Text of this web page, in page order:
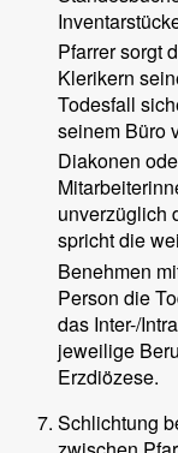
Pfarrer sorgt
Klerikern
Todesfall
seinem Büro
Diakonen
unverzüglich
spricht die
Benehmen
Person die
das Inter-/
jeweilige
Erzdiözese.
Schlichtung